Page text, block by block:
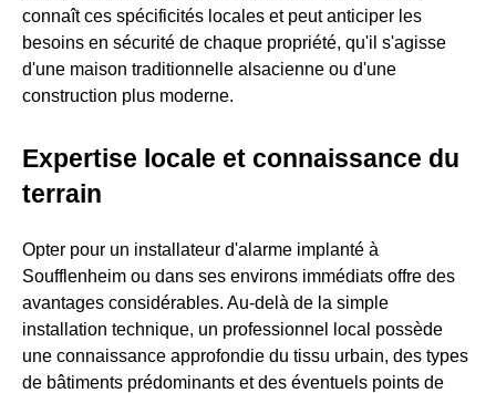
connaît ces spécificités locales et peut anticiper les
besoins en sécurité de chaque propriété, qu'il s'agisse
d'une maison traditionnelle alsacienne ou d'une
construction plus moderne.
Expertise locale et connaissance du
terrain
Opter pour un installateur d'alarme implanté à
Soufflenheim ou dans ses environs immédiats offre des
avantages considérables. Au-delà de la simple
installation technique, un professionnel local possède
une connaissance approfondie du tissu urbain, des types
de bâtiments prédominants et des éventuels points de